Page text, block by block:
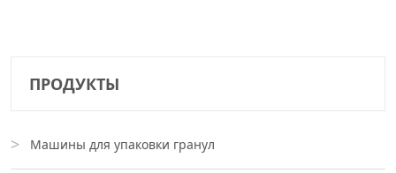
ПРОДУКТЫ
Машины для упаковки гранул